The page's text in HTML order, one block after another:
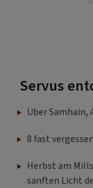
Servus
Über
8 fast
Herbst am
sanften Licht